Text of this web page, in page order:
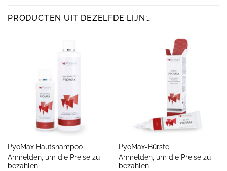
PRODUCTEN UIT DEZELFDE LIJN:…
PyoMax Hautshampoo
Anmelden, um die Preise zu
bezahlen
PyoMax-Bürste
Anmelden, um die Preise zu
bezahlen